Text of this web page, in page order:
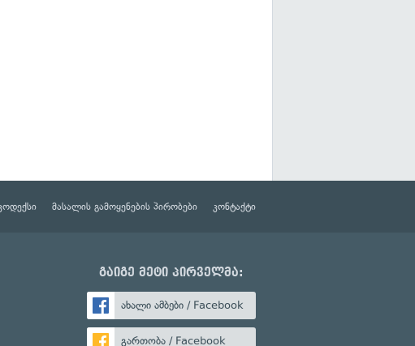
მასალის გამოყენების პირობები კონტაქტი
გაიგე მეტი პირველმა:
ახალი ამბები / Facebook
გართობა / Facebook